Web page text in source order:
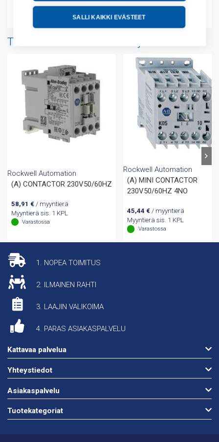
SALLI KAIKKI EVÄSTEET
Liitteet
Tuotteita samalta valmistajalta
Rockwell Automation
(A) CONTACTOR 230V50/60HZ
58,91 €/ myyntierä
Myyntierä sis. 1 KPL
Varastossa
Rockwell Automation
(A) MINI CONTACTOR
230V50/60HZ 4NO
45,44 € / myyntierä
Myyntierä sis. 1 KPL
Varastossa
1. NOPEA TOIMITUS
2. ILMAINEN RAHTI
3. LAAJIN VALIKOIMA
4. PARAS ASIAKASPALVELU
Kattavaa palvelua
Yhteystiedot
Asiakaspalvelu
Tuotekategoriat